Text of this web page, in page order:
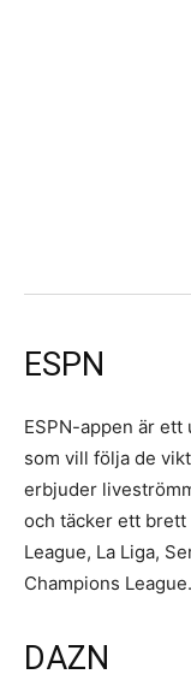
ESPN
ESPN-appen är
som vill följa de
erbjuder
och täcker ett
League, La Liga,
Champions League.
DAZN